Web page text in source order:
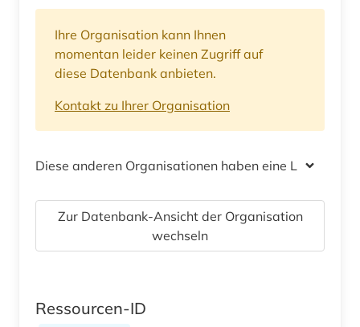
Ihre Organisation kann Ihnen
momentan leider keinen Zugriff auf
diese Datenbank anbieten.
Kontakt zu Ihrer Organisation
Diese anderen Organisationen haben eine Lizenz
Zur Datenbank-Ansicht der Organisation
wechseln
Ressourcen-ID